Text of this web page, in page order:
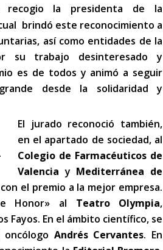
la presidenta de la
brindó este reconocimiento a
así como entidades de la
su trabajo desinteresado y
es de todos y animó a seguir
desde la solidaridad y
El jurado reconoció también,
en el apartado de sociedad, al
Colegio de Farmacéuticos de
Valencia y Mediterránea de
el premio a la mejor empresa.
Honor» al Teatro Olympia,
Fayos. En el ámbito científico, se
Andrés Cervantes. En